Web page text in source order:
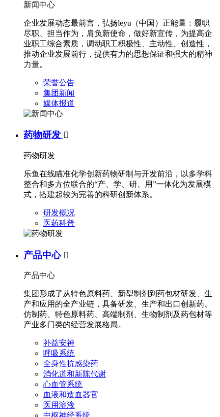
新闻中心
企业发展动态最前言，弘扬leyu（中国）正能量：履职
尽职、担当作为，肩负新使命，做好新宣传，为提高企
业职工综合素质，调动职工积极性、主动性、创造性，
推动企业发展前行，提供有力的思想保证和强大的精神
力量。
荣誉公告
集团新闻
媒体报道
药物研发 
药物研发
乐鱼在线瞄准化学创新药物研制与开发前沿，以多学科
整合和多方位联合的“产、学、研、用”一体化为发展模
式，搭建起较为完善的科研创新体系。
研发概况
医药科普
产品中心 
产品中心
集团形成了从特色原料药、新型制剂到药包材研发、生
产和应用的全产业链，具备研发、生产和出口创新药、
仿制药、特色原料药、高端制剂、生物制剂及药包材等
产业多门类的经营发展格局。
补益安神
呼吸系统
全身性抗感染药
消化道和新陈代谢
心血管系统
血液和造血器官
医用溶液